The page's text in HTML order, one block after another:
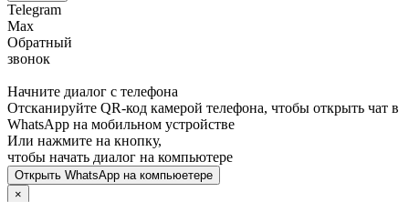
Telegram
Max
Обратный
звонок
Начните диалог с телефона
Отсканируйте QR-код камерой телефона, чтобы открыть чат в
WhatsApp на мобильном устройстве
Или нажмите на кнопку,
чтобы начать диалог на компьютере
Открыть WhatsApp на компьюетере
×